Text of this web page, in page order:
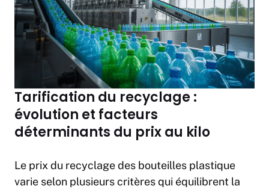
Tarification du recyclage :
évolution et facteurs
déterminants du prix au kilo
Le prix du recyclage des bouteilles plastique
varie selon plusieurs critères qui équilibrent la